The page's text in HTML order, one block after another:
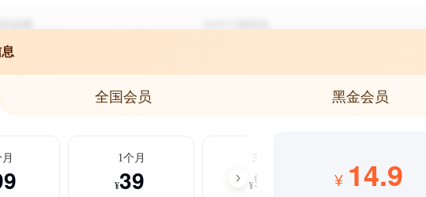
全国会员 黑金会员
1个月
¥39
3个月
¥99 ¥ 14.9